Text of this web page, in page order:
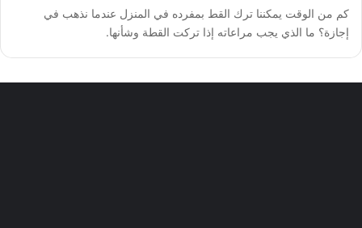
كم من الوقت يمكننا ترك القط بمفرده في المنزل عندما نذهب في
إجازة؟ ما الذي يجب مراعاته إذا تركت القطة وشأنها.